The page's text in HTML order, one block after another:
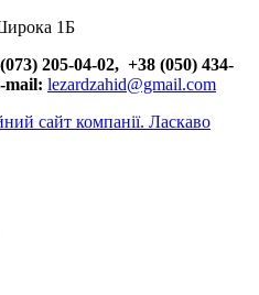
1Б
205-04-02, +38 (050) 434-
mail: lezardzahid@gmail.com